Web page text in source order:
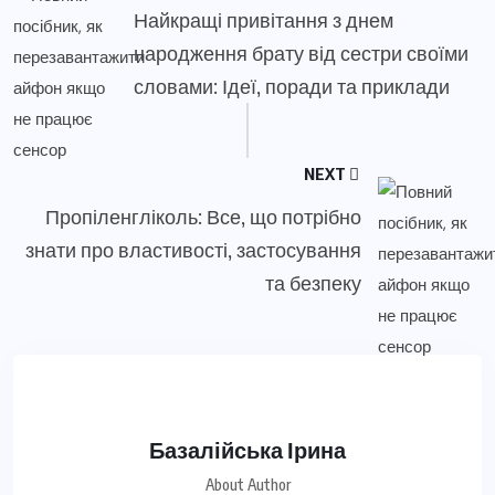
Найкращі привітання з днем
народження брату від сестри своїми
словами: Ідеї, поради та приклади
NEXT
Пропіленгліколь: Все, що потрібно
знати про властивості, застосування
та безпеку
Базалійська Ірина
About Author